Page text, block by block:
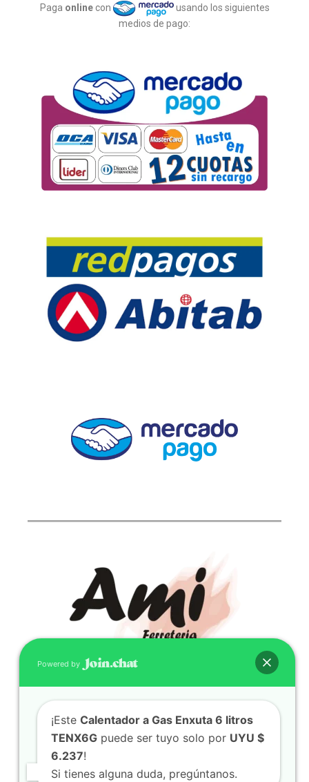
Paga online con
usando los siguientes
medios de pago:
CONTACTO
(598) 099 466 212
Facebook
Powered by
¡Este Calentador a Gas Enxuta 6 litros
TENX6G puede ser tuyo solo por UYU $
6.237!
Si tienes alguna duda, pregúntanos.